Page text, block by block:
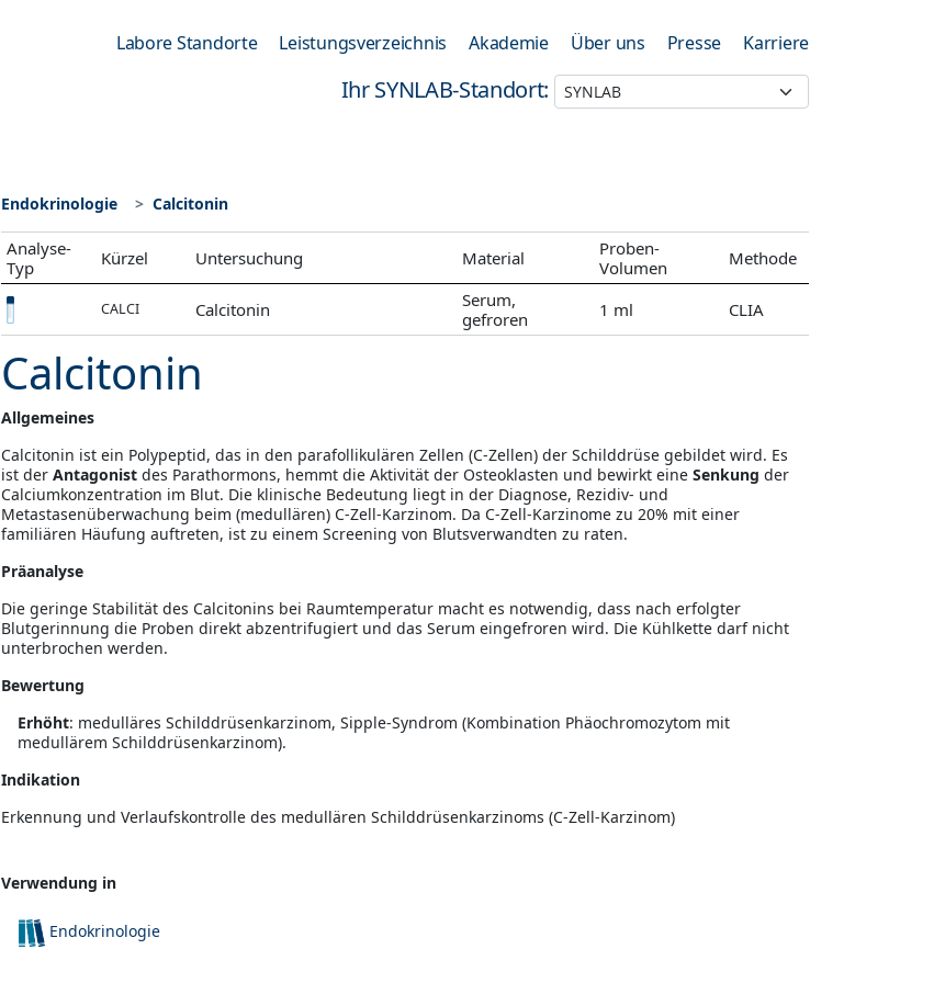
Labore Standorte Leistungsverzeichnis Akademie Über uns Presse Karriere
Ihr SYNLAB-Standort:
Endokrinologie Calcitonin
Analyse-
Typ
Kürzel Untersuchung Material
Proben-
Volumen
Methode
CALCI Calcitonin
Serum,
gefroren
1 ml CLIA
Calcitonin
Allgemeines
Calcitonin ist ein Polypeptid, das in den parafollikulären Zellen (C-Zellen) der Schilddrüse gebildet wird. Es
ist der Antagonist des Parathormons, hemmt die Aktivität der Osteoklasten und bewirkt eine Senkung der
Calciumkonzentration im Blut. Die klinische Bedeutung liegt in der Diagnose, Re­zidiv- und
Metastasenüberwachung beim (medullären) C-Zell-Karzinom. Da C-Zell-Karzinome zu 20% mit einer
familiären Häufung auftreten, ist zu einem Screening von Blutsverwandten zu raten.
Präanalyse
Die geringe Stabilität des Calcitonins bei Raumtemperatur macht es notwendig, dass nach erfolgter
Blutgerinnung die Proben direkt abzentrifugiert und das Serum eingefroren wird. Die Kühlkette darf nicht
unterbrochen werden.
Bewertung
Erhöht: medulläres Schilddrüsenkarzinom, Sipple-Syndrom (Kombination Phäochromozytom mit
medullärem Schilddrüsenkarzinom).
Indikation
Erkennung und Verlaufskontrolle des medullären Schilddrüsenkarzinoms (C-Zell-Karzinom)
Verwendung in
Endokrinologie